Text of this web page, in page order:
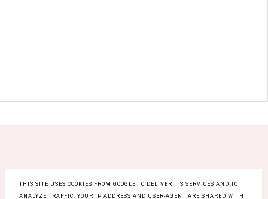
THIS SITE USES COOKIES FROM GOOGLE TO DELIVER ITS SERVICES AND TO
ANALYZE TRAFFIC. YOUR IP ADDRESS AND USER-AGENT ARE SHARED WITH